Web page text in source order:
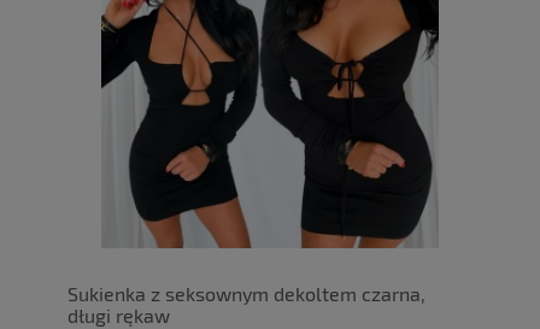
Sukienka z seksownym dekoltem czarna,
długi rękaw